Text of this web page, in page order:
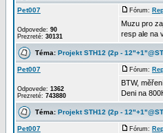
Pet007
Odpovede: 90
Prezreté: 30131
Fórum:
Muzu pro
resp ale na
Téma: Projekt STH12 (2p -
Pet007
Odpovede: 1362
Prezreté: 743880
Fórum:
BTW,
Deni na
Téma: Projekt STH12 (2p -
Pet007 Fórum: